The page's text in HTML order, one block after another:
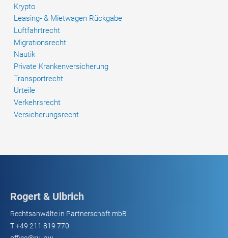
Krypto
Leasing- & Mietwagen Rückgabe
Luftfahrtrecht
Migrationsrecht
Nautik
Private Krankenversicherung
Transportrecht
Urteile
Verkehrsrecht
Versicherungsrecht
Rogert & Ulbrich
Rechtsanwälte in Partnerschaft mbB
T+49 211 819 770